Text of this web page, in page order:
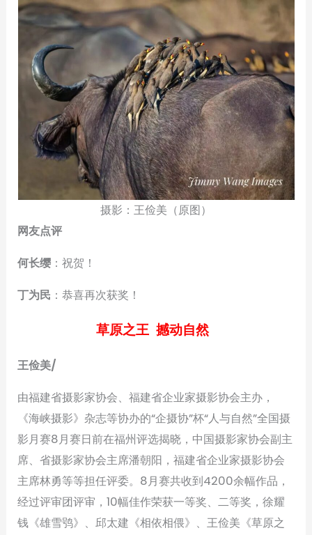
摄影：王俭美（原图）
网友点评
何长缨 ：祝贺！
丁为民 ：恭喜再次获奖！
草原之王 撼动自然
王俭美/
由福建省摄影家协会、福建省企业家摄影协会主办，
《海峡摄影》杂志等协办的“企摄协”杯“人与自然”全国摄
影月赛8月赛日前在福州评选揭晓，中国摄影家协会副主
席、省摄影家协会主席潘朝阳，福建省企业家摄影协会
主席林勇等等担任评委。8月赛共收到4200余幅作品，
经过评审团评审，10幅佳作荣获一等奖、二等奖，徐耀
钱《雄雪鸮》、邱太建《相依相偎》、王俭美《草原之